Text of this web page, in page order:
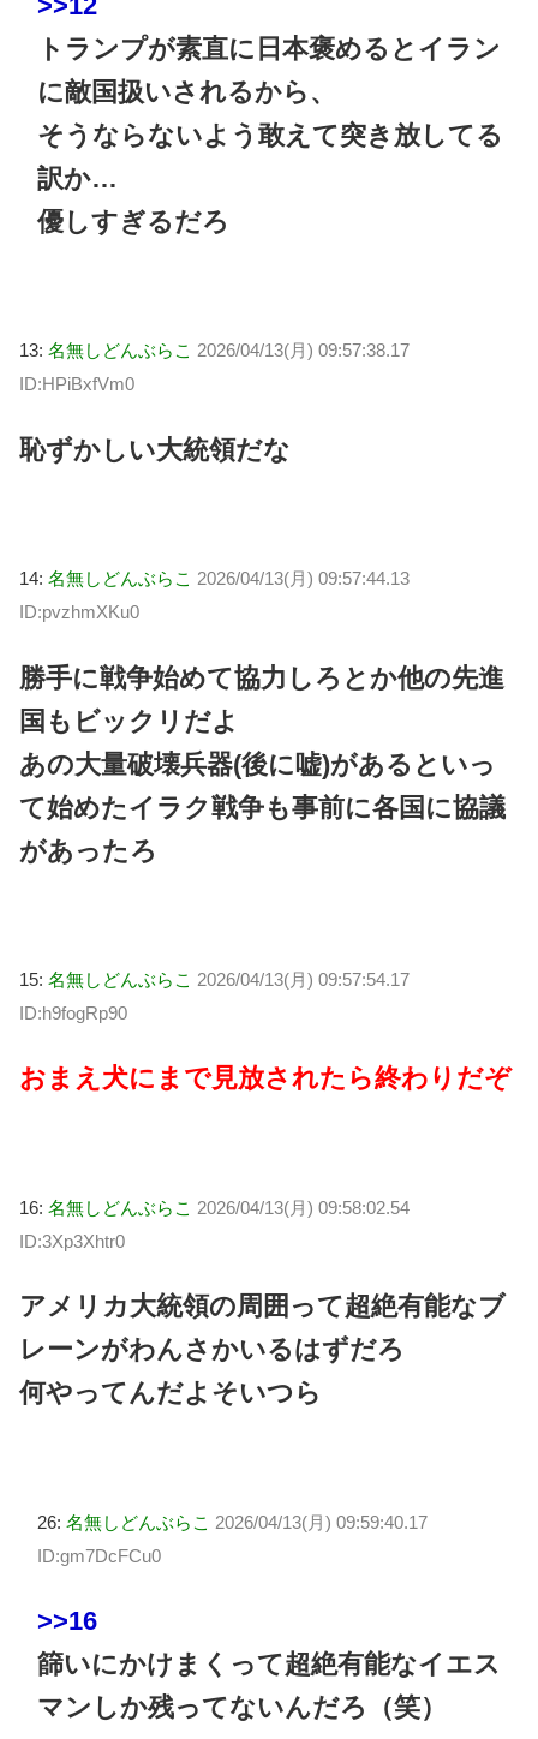
トランプが素直に日本褒めるとイラン
に敵国扱いされるから、
そうならないよう敢えて突き放してる
訳か…
優しすぎるだろ
13: 名無しどんぶらこ 2026/04/13(月) 09:57:38.17
ID:HPiBxfVm0
恥ずかしい大統領だな
14: 名無しどんぶらこ 2026/04/13(月) 09:57:44.13
ID:pvzhmXKu0
勝手に戦争始めて協力しろとか他の先進
国もビックリだよ
あの大量破壊兵器(後に嘘)があるといっ
て始めたイラク戦争も事前に各国に協議
があったろ
15: 名無しどんぶらこ 2026/04/13(月) 09:57:54.17
ID:h9fogRp90
おまえ犬にまで見放されたら終わりだぞ
16: 名無しどんぶらこ 2026/04/13(月) 09:58:02.54
ID:3Xp3Xhtr0
アメリカ大統領の周囲って超絶有能なブ
レーンがわんさかいるはずだろ
何やってんだよそいつら
26: 名無しどんぶらこ 2026/04/13(月) 09:59:40.17
ID:gm7DcFCu0
>>16
篩いにかけまくって超絶有能なイエス
マンしか残ってないんだろ（笑）